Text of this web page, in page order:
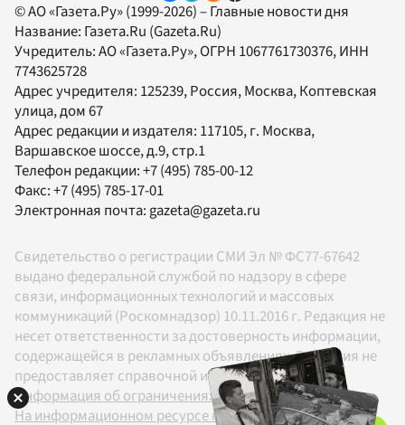
© АО «Газета.Ру» (1999-2026) – Главные новости дня
Название: Газета.Ru (Gazeta.Ru)
Учредитель:АО «Газета.Ру», ОГРН 1067761730376, ИНН
7743625728
Адрес учредителя: 125239, Россия, Москва, Коптевская
улица, дом 67
Адрес редакции и издателя: 117105, г. Москва,
Варшавское шоссе, д.9, стр.1
Телефон редакции:+7 (495) 785-00-12
Факс:+7 (495) 785-17-01
Электронная почта:gazeta@gazeta.ru
Свидетельство о регистрации СМИ Эл № ФС77-67642
выдано федеральной службой по надзору в сфере
связи, информационных технологий и массовых
коммуникаций (Роскомнадзор) 10.11.2016 г. Редакция не
несет ответственности за достоверность информации,
содержащейся в рекламных объявлениях. Редакция не
предоставляет справочной информации.
Информация об ограничениях
На информационном ресурсе применяются